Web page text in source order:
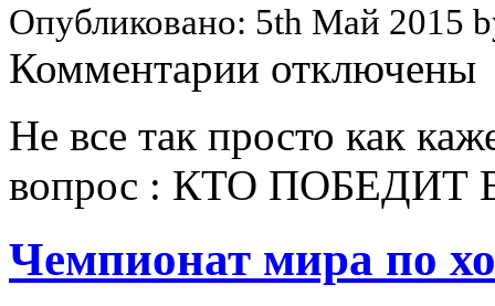
Опубликовано: 5th Май 2015
Комментарии записи
М
—
ЦСКА
отключены
Не все так просто как
вопрос : КТО ПОБЕДИТ
Чемпионат мира по